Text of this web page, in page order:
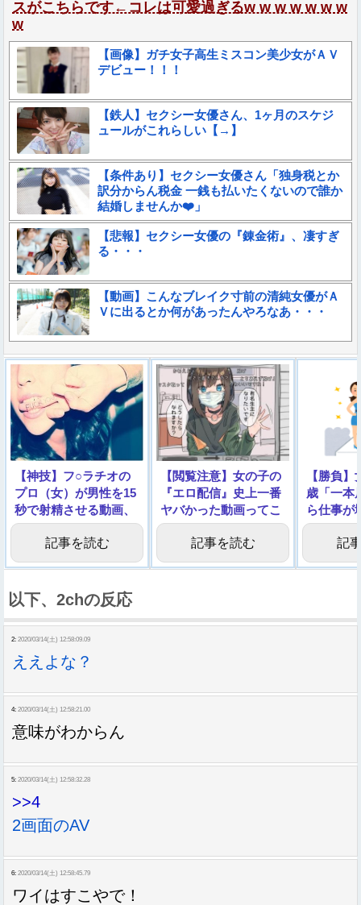
スがこちらです←コレは可愛過ぎるw w w w w w w
w
【画像】ガチ女子高生ミスコン美少女がＡＶ
デビュー！！！
【鉄人】セクシー女優さん、1ヶ月のスケジ
ュールがこれらしい【→】
【条件あり】セクシー女優さん「独身税とか
訳分からん税金 一銭も払いたくないので誰か
結婚しませんか❤️」
【悲報】セクシー女優の『錬金術』、凄すぎ
る・・・
【動画】こんなブレイク寸前の清純女優がＡ
Ｖに出るとか何があったんやろなあ・・・
【神技】フ○ラチオの
プロ（女）が男性を15
秒で射精させる動画、
エロすぎる
記事を読む
【閲覧注意】女の子の
『エロ配信』史上一番
ヤバかった動画ってこ
れだよな…
記事を読む
【勝負
歳「一本
ら仕事が
→動画像
記
以下、2chの反応
2: 2020/03/14(土) 12:58:09.09
ええよな？
4: 2020/03/14(土) 12:58:21.00
意味がわからん
5: 2020/03/14(土) 12:58:32.28
>>4
2画面のAV
6: 2020/03/14(土) 12:58:45.79
ワイはすこやで！